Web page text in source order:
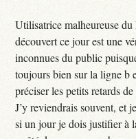
Utilisatrice malheureuse
découvert ce jour est une
inconnues du public
toujours bien sur la ligne b
préciser les petits retards
J’y reviendrais souvent, et
si un jour je dois justifier à